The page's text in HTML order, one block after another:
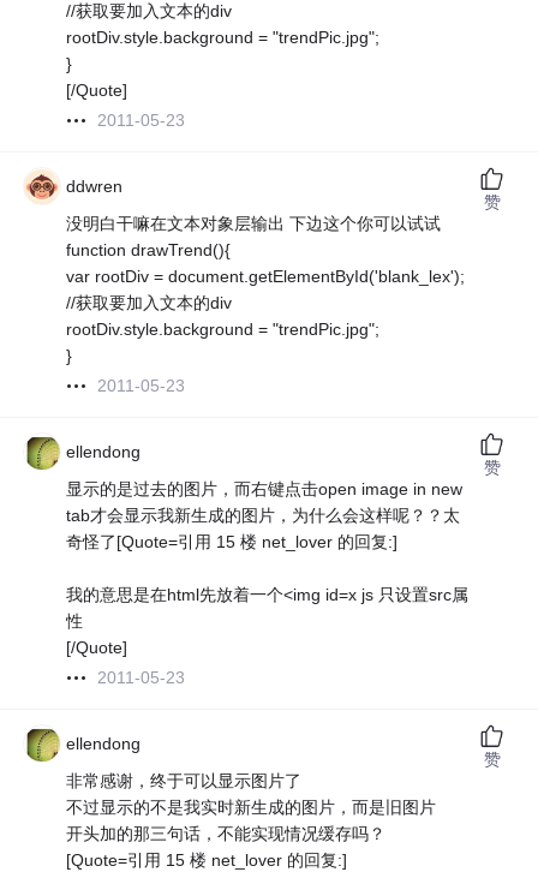
//获取要加入文本的div
rootDiv.style.background = "trendPic.jpg";
}
[/Quote]
2011-05-23
ddwren
没明白干嘛在文本对象层输出 下边这个你可以试试
function drawTrend(){
var rootDiv = document.getElementById('blank_lex');
//获取要加入文本的div
rootDiv.style.background = "trendPic.jpg";
}
2011-05-23
赞
ellendong
显示的是过去的图片，而右键点击open image in new
tab才会显示我新生成的图片，为什么会这样呢？？太
奇怪了[Quote=引用 15 楼 net_lover 的回复:]
我的意思是在html先放着一个<img id=x js 只设置src属
性
[/Quote]
2011-05-23
赞
ellendong
非常感谢，终于可以显示图片了
不过显示的不是我实时新生成的图片，而是旧图片
开头加的那三句话，不能实现情况缓存吗？
[Quote=引用 15 楼 net_lover 的回复:]
赞